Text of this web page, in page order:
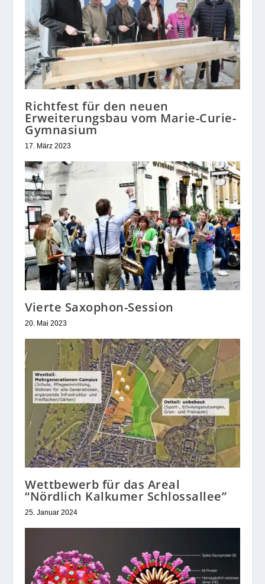
Richtfest für den neuen
Erweiterungsbau vom Marie-Curie-
Gymnasium
17. März 2023
Vierte Saxophon-Session
20. Mai 2023
Wettbewerb für das Areal
“Nördlich Kalkumer Schlossallee”
25. Januar 2024